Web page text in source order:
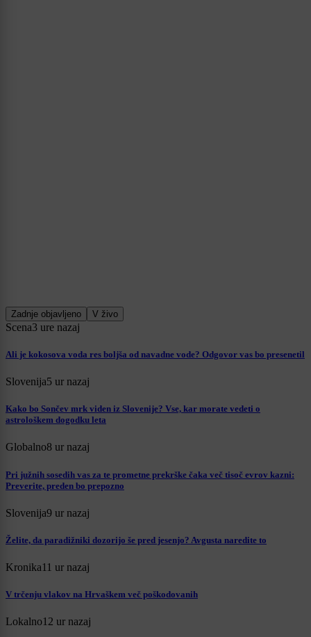
Zadnje objavljeno V živo
Scena3 ure nazaj
Ali je kokosova voda res boljša od navadne vode? Odgovor vas bo presenetil
Slovenija5 ur nazaj
Kako bo Sončev mrk viden iz Slovenije? Vse, kar morate vedeti o
astrološkem dogodku leta
Globalno8 ur nazaj
Pri južnih sosedih vas za te prometne prekrške čaka več tisoč evrov kazni:
Preverite, preden bo prepozno
Slovenija9 ur nazaj
Želite, da paradižniki dozorijo še pred jesenjo? Avgusta naredite to
Kronika11 ur nazaj
V trčenju vlakov na Hrvaškem več poškodovanih
Lokalno12 ur nazaj